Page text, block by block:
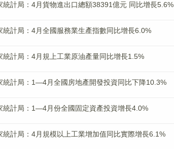
統計局：4月貨物進出口總額38391億元 同比增長5.6%
統計局：4月全國服務業生產指數同比增長6.0%
統計局：4月規上工業原油產量同比增長1.5%
統計局：1—4月全國房地產開發投資同比下降10.3%
統計局：1—4月份全國固定資產投資增長4.0%
統計局：4月規模以上工業增加值同比實際增長6.1%